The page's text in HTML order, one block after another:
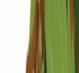
Live Rosin